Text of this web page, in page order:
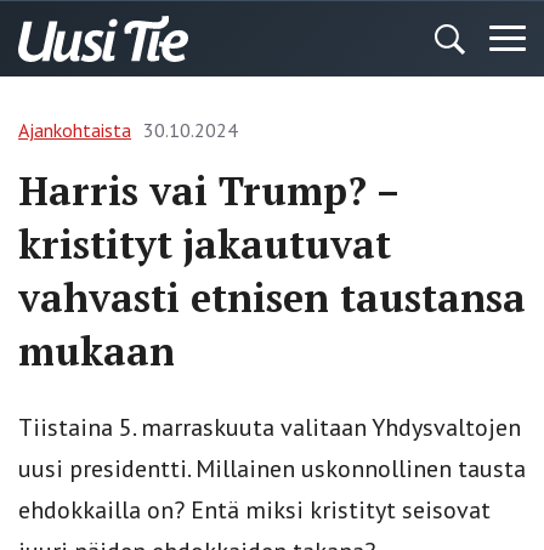
Ajankohtaista 30.10.2024
Harris vai Trump? –
kristityt jakautuvat
vahvasti etnisen taustansa
mukaan
Tiistaina 5. marraskuuta valitaan Yhdysvaltojen
uusi presidentti. Millainen uskonnollinen tausta
ehdokkailla on? Entä miksi kristityt seisovat